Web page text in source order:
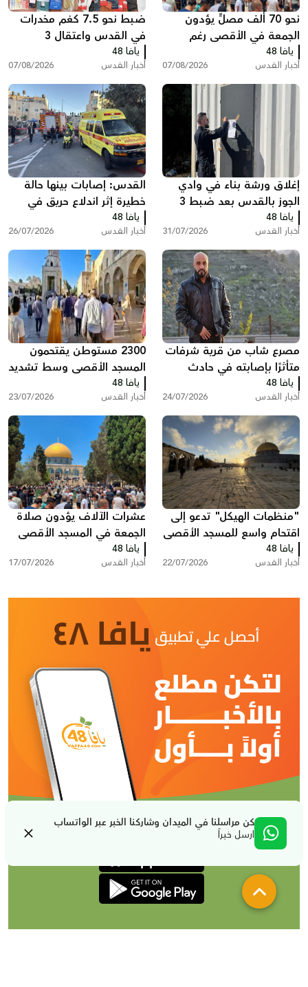
كن مراسلنا في الميدان وشاركنا الخبر عبر الواتساب
ارسل خبراً
نحو 70 ألف مصلٍّ يؤدون
الجمعة في الأقصى رغم
القيود الإسرائيلية
يافا 48
أخبار القدس 07/08/2026
ضبط نحو 7.5 كغم مخدرات
في القدس واعتقال 3
مشتبهين
يافا 48
أخبار القدس 07/08/2026
إغلاق ورشة بناء في وادي
الجوز بالقدس بعد ضبط 3
عمال دون تصاريح
يافا 48
أخبار القدس 31/07/2026
القدس: إصابات بينها حالة
خطيرة إثر اندلاع حريق في
مبنى سكني ببيت حنينا
يافا 48
أخبار القدس 26/07/2026
مصرع شاب من قرية شرفات
متأثرًا بإصابته في حادث
دراجة نارية بالقدس
يافا 48
أخبار القدس 24/07/2026
2300 مستوطن يقتحمون
المسجد الأقصى وسط تشديد
القيود على المصلين
يافا 48
أخبار القدس 23/07/2026
"منظمات الهيكل" تدعو إلى
اقتحام واسع للمسجد الأقصى
الخميس
يافا 48
أخبار القدس 22/07/2026
عشرات الآلاف يؤدون صلاة
الجمعة في المسجد الأقصى
يافا 48
أخبار القدس 17/07/2026